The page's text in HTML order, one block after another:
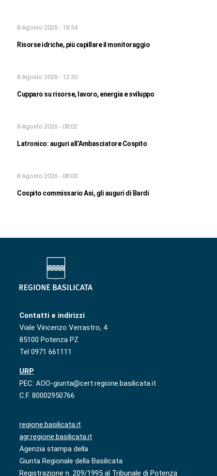
8 Agosto 2026 - 18:54
Risorse idriche, più capillare il monitoraggio
8 Agosto 2026 - 12:30
Cupparo su risorse, lavoro, energia e sviluppo
8 Agosto 2026 - 08:02
Latronico: auguri all’Ambasciatore Cospito
8 Agosto 2026 - 08:00
Cospito commissario Asi, gli auguri di Bardi
Contatti e indirizzi
Viale Vincenzo Verrastro, 4
85100 Potenza PZ
Tel 0971 661111
URP
PEC: AOO-giunta@cert.regione.basilicata.it
C.F. 80002950766
regione.basilicata.it
agr.regione.basilicata.it
Agenzia stampa della
Giunta Regionale della Basilicata
Registrazione n. 209/1995 al Tribunale di Potenza